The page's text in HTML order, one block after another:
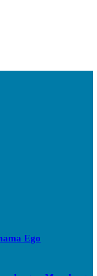
Ego